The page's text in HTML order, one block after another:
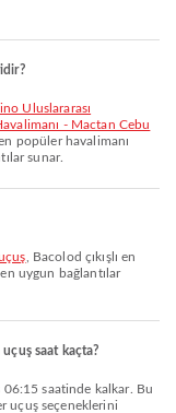
- Mactan Cebu
popüler havalimanı
sunar.
, Bacolod çıkışlı en
uygun bağlantılar
saat kaçta?
uçuş seçeneklerini